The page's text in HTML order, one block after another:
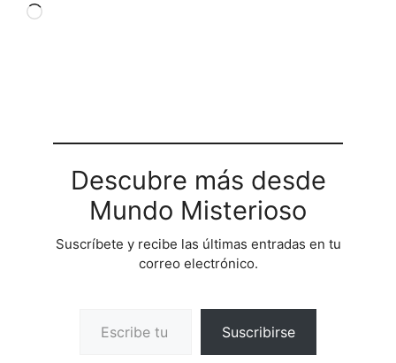
Cargando...
Descubre más desde
Mundo Misterioso
Suscríbete y recibe las últimas entradas en tu
correo electrónico.
Suscribirse